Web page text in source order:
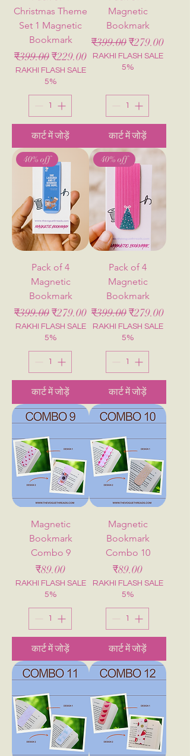
Christmas Theme
Set 1 Magnetic
Bookmark
नियमित मूल्य
₹399.00बिक्री मूल्य
₹229.00
RAKHI FLASH SALE
5%
कार्ट में जोड़ें
Magnetic
Bookmark
नियमित मूल्य
₹399.00बिक्री मूल्य
₹279.00
RAKHI FLASH SALE
5%
कार्ट में जोड़ें
40% off
Pack of 4
Magnetic
Bookmark
नियमित मूल्य
₹399.00बिक्री मूल्य
₹279.00
RAKHI FLASH SALE
5%
कार्ट में जोड़ें
40% off
Pack of 4
Magnetic
Bookmark
नियमित मूल्य
₹399.00बिक्री मूल्य
₹279.00
RAKHI FLASH SALE
5%
कार्ट में जोड़ें
Magnetic
Bookmark
Combo 9
मूल्य
₹89.00
RAKHI FLASH SALE
5%
कार्ट में जोड़ें
Magnetic
Bookmark
Combo 10
मूल्य
₹89.00
RAKHI FLASH SALE
5%
कार्ट में जोड़ें